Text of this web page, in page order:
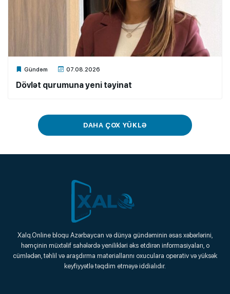
Gündəm 07.08.2026
Xalq.Online
Dövlət qurumuna yeni təyinat
DAHA ÇOX YÜKLƏ
Xalq.Online
Onlayn Platforma
Xalq.Online bloqu Azərbaycan və dünya gündəminin əsas xəbərlərini,
həmçinin müxtəlif sahələrdə yenilikləri əks etdirən informasiyaları, o
cümlədən, təhlil və araşdırma materiallarını oxuculara operativ və yüksək
keyfiyyətlə təqdim etməyə iddialıdır.